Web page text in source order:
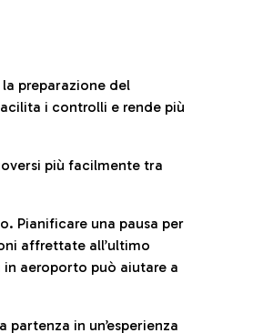
preparazione del
i controlli e rende più
più facilmente tra
Pianificare una pausa per
affrettate all’ultimo
aeroporto può aiutare a
in un’esperienza